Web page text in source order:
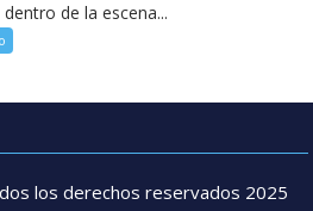
de la escena...
los derechos reservados 2025